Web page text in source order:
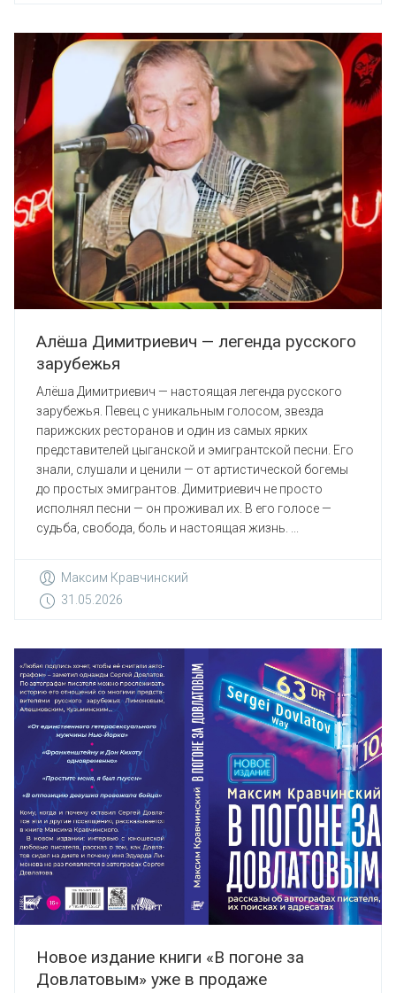
Алёша Димитриевич — легенда русского
зарубежья
Алёша Димитриевич — настоящая легенда русского
зарубежья. Певец с уникальным голосом, звезда
парижских ресторанов и один из самых ярких
представителей цыганской и эмигрантской песни. Его
знали, слушали и ценили — от артистической богемы
до простых эмигрантов. Димитриевич не просто
исполнял песни — он проживал их. В его голосе —
судьба, свобода, боль и настоящая жизнь. ...
Максим Кравчинский
31.05.2026
Новое издание книги «В погоне за
Довлатовым» уже в продаже